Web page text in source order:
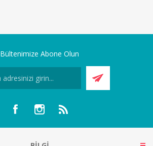
Bültenimize Abone Olun